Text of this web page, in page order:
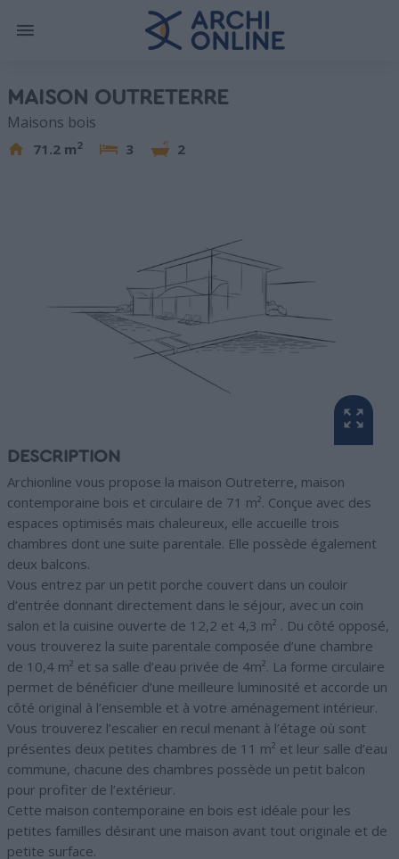
MAISON OUTRETERRE
Maisons bois
71.2 m2 3 2
DESCRIPTION
Archionline vous propose la maison Outreterre, maison
contemporaine bois et circulaire de 71 m². Conçue avec des
espaces optimisés mais chaleureux, elle accueille trois
chambres dont une suite parentale. Elle possède également
deux balcons.
Vous entrez par un petit porche couvert dans un couloir
d’entrée donnant directement dans le séjour, avec un coin
salon et la cuisine ouverte de 12,2 et 4,3 m² . Du côté opposé,
vous trouverez la suite parentale composée d’une chambre
de 10,4 m² et sa salle d’eau privée de 4m². La forme circulaire
permet de bénéficier d’une meilleure luminosité et accorde un
côté original à l’ensemble et à votre aménagement intérieur.
Vous trouverez l’escalier en recul menant à l’étage où sont
présentes deux petites chambres de 11 m² et leur salle d’eau
commune, chacune des chambres possède un petit balcon
pour profiter de l’extérieur.
Cette maison contemporaine en bois est idéale pour les
petites familles désirant une maison avant tout originale et de
petite surface.